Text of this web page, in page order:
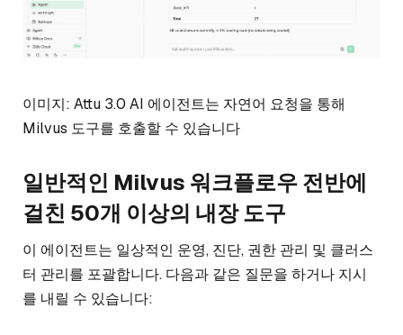
이미지: Attu 3.0 AI 에이전트는 자연어 요청을 통해
Milvus 도구를 호출할 수 있습니다
일반적인 Milvus 워크플로우 전반에
걸친 50개 이상의 내장 도구
이 에이전트는 일상적인 운영, 진단, 권한 관리 및 클러스
터 관리를 포괄합니다. 다음과 같은 질문을 하거나 지시
를 내릴 수 있습니다: